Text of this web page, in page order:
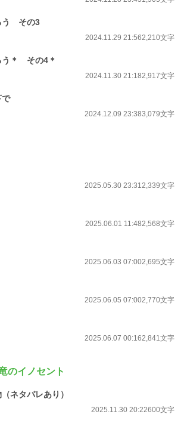
う その3
2024.11.29 21:562,210文字
＊ その4＊
2024.11.30 21:182,917文字
2024.12.09 23:383,079文字
2025.05.30 23:312,339文字
2025.06.01 11:482,568文字
2025.06.03 07:002,695文字
2025.06.05 07:002,770文字
2025.06.07 00:162,841文字
のイノセント
ネタバレあり）
2025.11.30 20:22600文字